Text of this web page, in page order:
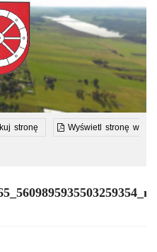
stronę Wyświetl stronę w